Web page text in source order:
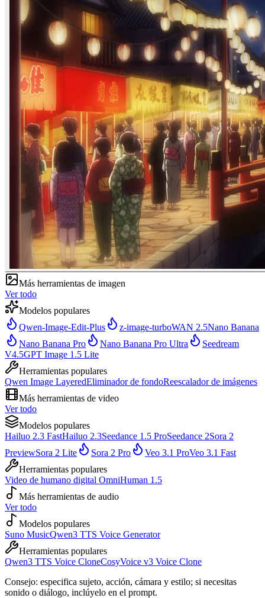
Más herramientas de imagen
Ver todo
Modelos populares
Qwen-Image-Edit-Plus
z-image-turboWAN 2.5Nano Banana
Nano Banana Pro
Nano Banana Pro Ultra
Seedream
V4.5GPT Image 1.5 Lite
Herramientas populares
Qwen Image LayeredEliminador de fondoReescalador de imágenes
Más herramientas de video
Ver todo
Modelos populares
Hailuo 2.3 FastHailuo 2.3Seedance 1.5 ProSeedance 2Sora 2
PreviewSora 2 Lite Sora 2 Pro Veo 3.1 ProVeo 3.1 Fast
Herramientas populares
Video de humano digital OmniHuman 1.5
Más herramientas de audio
Ver todo
Modelos populares
Suno MusicQwen3 TTS Voice Generator
Herramientas populares
Qwen3 TTS Voice CloneCosyVoice v3 Voice Clone
Consejo: especifica sujeto, acción, cámara y estilo; si necesitas
sonido o diálogo, inclúyelo en el prompt.